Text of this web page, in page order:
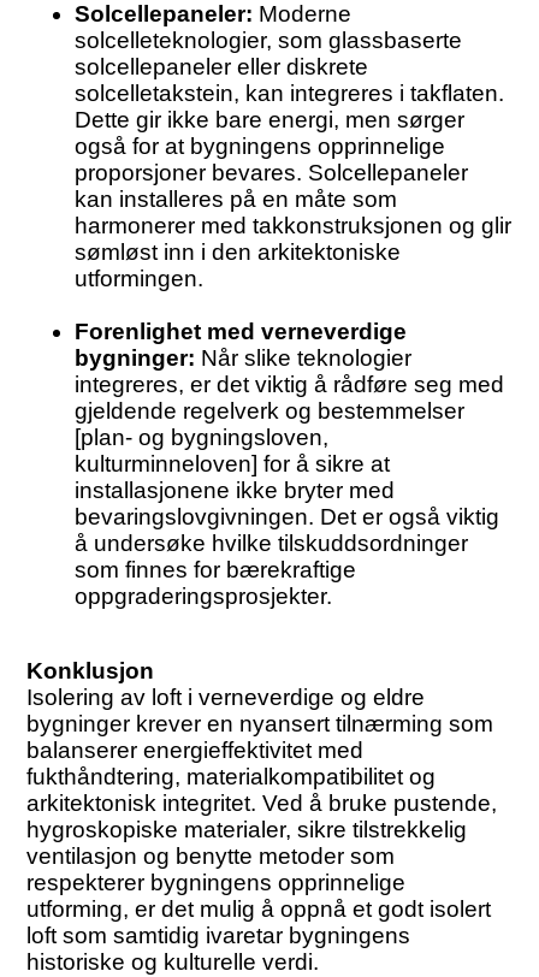
Solcellepaneler: Moderne
solcelleteknologier, som glassbaserte
solcellepaneler eller diskrete
solcelletakstein, kan integreres i takflaten.
Dette gir ikke bare energi, men sørger
også for at bygningens opprinnelige
proporsjoner bevares. Solcellepaneler
kan installeres på en måte som
harmonerer med takkonstruksjonen og glir
sømløst inn i den arkitektoniske
utformingen.
Forenlighet med verneverdige
bygninger: Når slike teknologier
integreres, er det viktig å rådføre seg med
gjeldende regelverk og bestemmelser
[plan- og bygningsloven,
kulturminneloven] for å sikre at
installasjonene ikke bryter med
bevaringslovgivningen. Det er også viktig
å undersøke hvilke tilskuddsordninger
som finnes for bærekraftige
oppgraderingsprosjekter.
Konklusjon
Isolering av loft i verneverdige og eldre
bygninger krever en nyansert tilnærming som
balanserer energieffektivitet med
fukthåndtering, materialkompatibilitet og
arkitektonisk integritet. Ved å bruke pustende,
hygroskopiske materialer, sikre tilstrekkelig
ventilasjon og benytte metoder som
respekterer bygningens opprinnelige
utforming, er det mulig å oppnå et godt isolert
loft som samtidig ivaretar bygningens
historiske og kulturelle verdi.